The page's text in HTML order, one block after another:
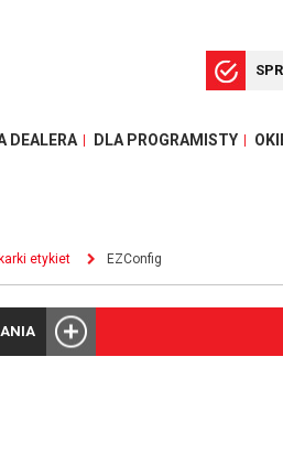
DEALERA DLA PROGRAMISTY
etykiet EZConfig